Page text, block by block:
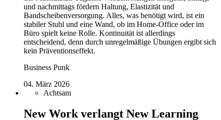
und nachmittags fördern Haltung, Elastizität und
Bandscheibenversorgung. Alles, was benötigt wird, ist ein
stabiler Stuhl und eine Wand, ob im Home-Office oder im
Büro spielt keine Rolle. Kontinuität ist allerdings
entscheidend, denn durch unregelmäßige Übungen ergibt sich
kein Präventionseffekt.
Business Punk
04. März 2026
Achtsam
New Work verlangt New Learning